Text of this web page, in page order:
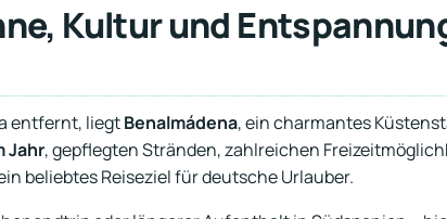
Kultur und
entfernt, liegtBenalmádena, ein charmantes
Jahr, gepflegten Stränden, zahlreichen
beliebtes Reiseziel für deutsche Urlauber.